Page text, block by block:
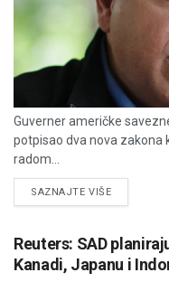
Guverner američke
potpisao dva nova zakona
radom...
SAZNAJTE VIŠEDETAILS
Reuters: SAD
Kanadi, Japanu i